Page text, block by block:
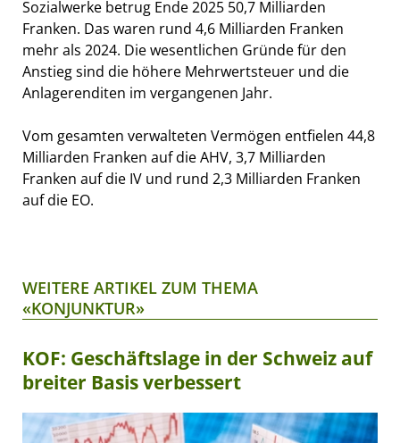
Sozialwerke betrug Ende 2025 50,7 Milliarden
Franken. Das waren rund 4,6 Milliarden Franken
mehr als 2024. Die wesentlichen Gründe für den
Anstieg sind die höhere Mehrwertsteuer und die
Anlagerenditen im vergangenen Jahr.
Vom gesamten verwalteten Vermögen entfielen 44,8
Milliarden Franken auf die AHV, 3,7 Milliarden
Franken auf die IV und rund 2,3 Milliarden Franken
auf die EO.
WEITERE ARTIKEL ZUM THEMA
«KONJUNKTUR»
KOF: Geschäftslage in der Schweiz auf
breiter Basis verbessert